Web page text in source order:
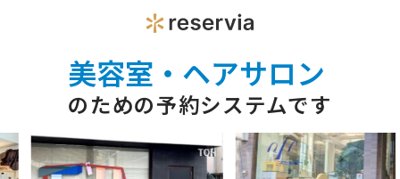
美容室・ヘアサロン
のための予約システムです